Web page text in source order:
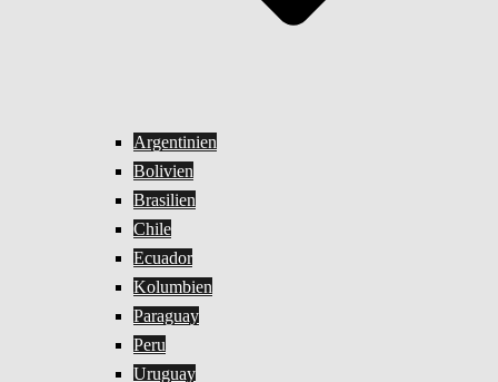
Argentinien
Bolivien
Brasilien
Chile
Ecuador
Kolumbien
Paraguay
Peru
Uruguay